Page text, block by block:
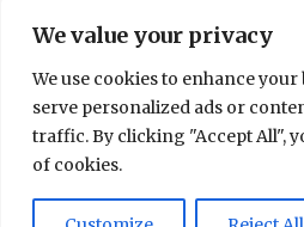
We value your privacy
We use cookies to enhance
serve personalized ads or
traffic. By clicking "Accept All",
of cookies.
Copyright © 2026
Diese Website benutzt Cookies.
nutzt, gehen wir von